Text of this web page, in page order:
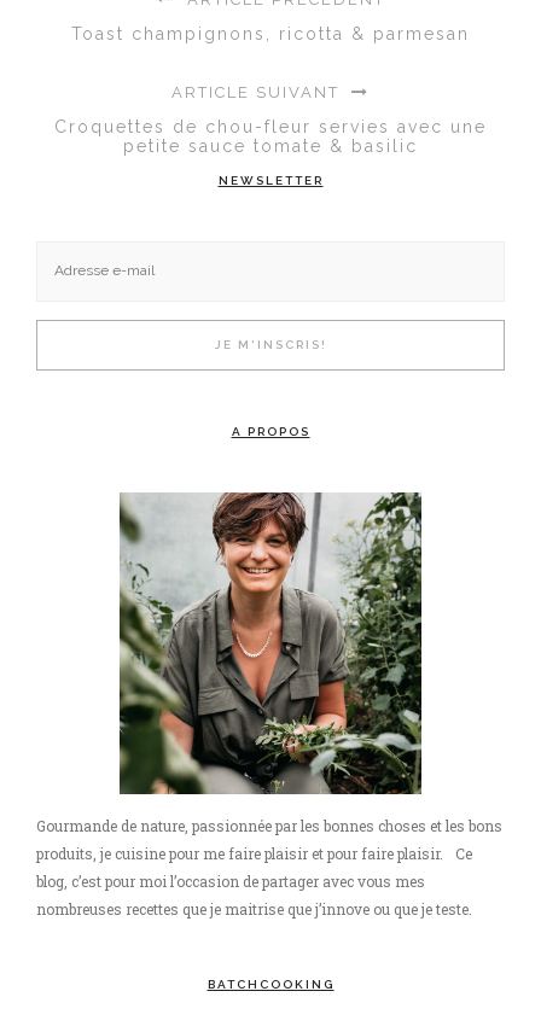
Toast champignons, ricotta & parmesan
ARTICLE SUIVANT
Croquettes de chou-fleur servies avec une
petite sauce tomate & basilic
NEWSLETTER
A PROPOS
Gourmande de nature, passionnée par les bonnes choses et les bons
produits, je cuisine pour me faire plaisir et pour faire plaisir. Ce
blog, c’est pour moi l’occasion de partager avec vous mes
nombreuses recettes que je maitrise que j’innove ou que je teste.
BATCHCOOKING